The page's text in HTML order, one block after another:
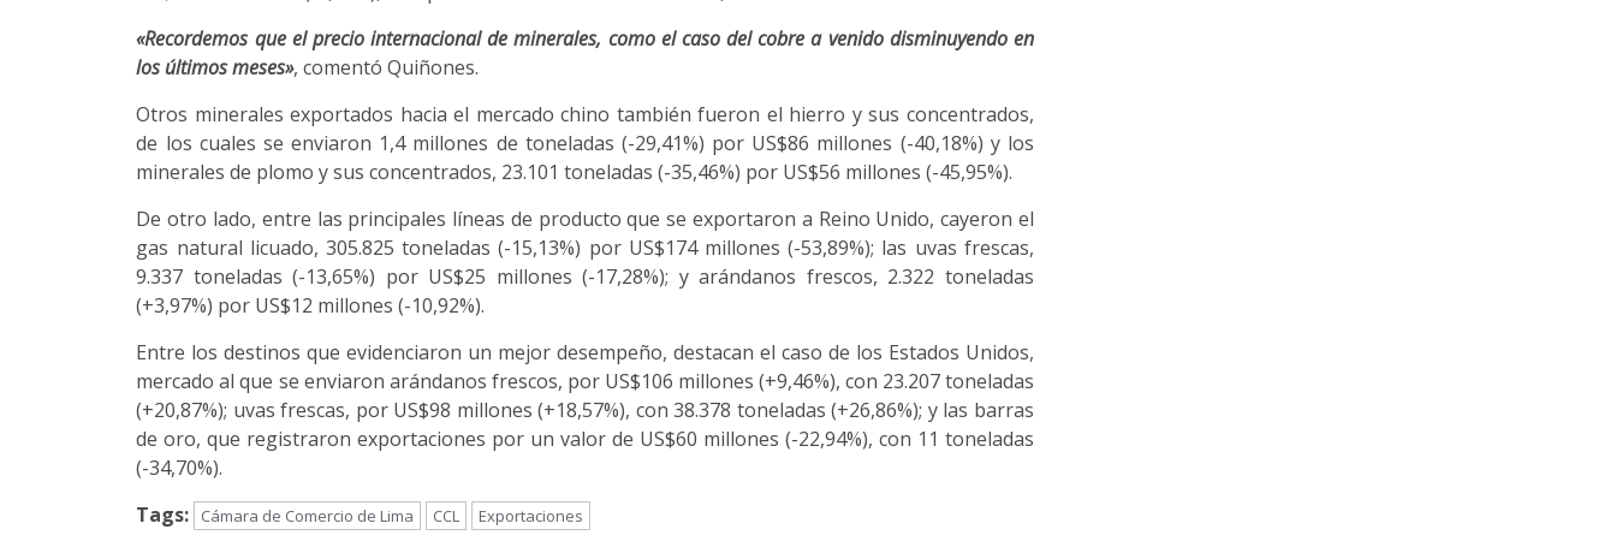
«Recordemos que el precio internacional de minerales, como el caso del cobre a venido disminuyendo en
los últimos meses», comentó Quiñones.
Otros minerales exportados hacia el mercado chino también fueron el hierro y sus concentrados,
de los cuales se enviaron 1,4 millones de toneladas (-29,41%) por US$86 millones (-40,18%) y los
minerales de plomo y sus concentrados, 23.101 toneladas (-35,46%) por US$56 millones (-45,95%).
De otro lado, entre las principales líneas de producto que se exportaron a Reino Unido, cayeron el
gas natural licuado, 305.825 toneladas (-15,13%) por US$174 millones (-53,89%); las uvas frescas,
9.337 toneladas (-13,65%) por US$25 millones (-17,28%); y arándanos frescos, 2.322 toneladas
(+3,97%) por US$12 millones (-10,92%).
Entre los destinos que evidenciaron un mejor desempeño, destacan el caso de los Estados Unidos,
mercado al que se enviaron arándanos frescos, por US$106 millones (+9,46%), con 23.207 toneladas
(+20,87%); uvas frescas, por US$98 millones (+18,57%), con 38.378 toneladas (+26,86%); y las barras
de oro, que registraron exportaciones por un valor de US$60 millones (-22,94%), con 11 toneladas
(-34,70%).
Tags:
Cámara de Comercio de Lima CCL Exportaciones